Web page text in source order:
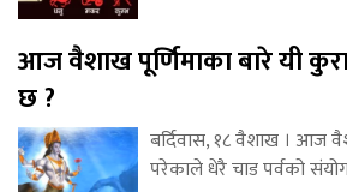
आज वैशाख पूर्णिमाका बारे यी
छ ?
बर्दिवास, १८ वैशाख । आज
परेकाले धेरै चाड पर्वको